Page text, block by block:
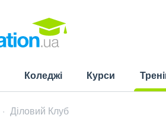
Коледжі Курси
Діловий Клуб